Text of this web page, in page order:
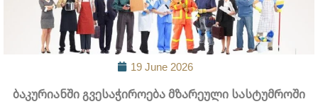
19 June 2026
ბაკურიანში გვესაჭიროება მზარეული სასტუმროში